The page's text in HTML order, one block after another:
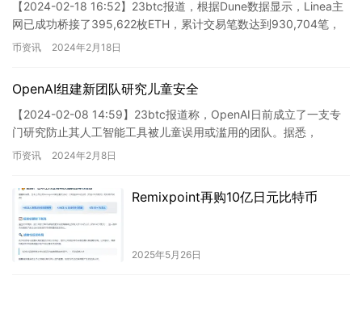
【2024-02-18 16:52】23btc报道，根据Dune数据显示，Linea主
网已成功桥接了395,622枚ETH，累计交易笔数达到930,704笔，
涉及的交易地址数量高达…
币资讯 2024年2月18日
OpenAI组建新团队研究儿童安全
【2024-02-08 14:59】23btc报道称，OpenAI日前成立了一支专
门研究防止其人工智能工具被儿童误用或滥用的团队。据悉，
OpenAI已在其职业页面上发布了一则招聘信…
币资讯 2024年2月8日
Remixpoint再购10亿日元比特币
2025年5月26日